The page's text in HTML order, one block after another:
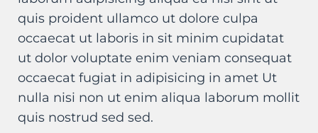
quis proident ullamco ut dolore culpa
occaecat ut laboris in sit minim cupidatat
ut dolor voluptate enim veniam consequat
occaecat fugiat in adipisicing in amet Ut
nulla nisi non ut enim aliqua laborum mollit
quis nostrud sed sed.